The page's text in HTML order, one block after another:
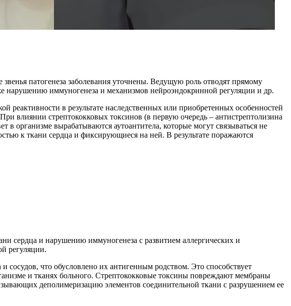
патогенеза заболевания уточнены. Ведущую роль отводят прямому
нарушению иммуногенеза и механизмов нейроэндокринной регуляции и др.
реактивности в результате наследственных или приобретенных особенностей
влиянии стрептококковых токсинов (в первую очередь – антистрептолизина
организме вырабатываются аутоантитела, которые могут связываться не
к ткани сердца и фиксирующиеся на ней. В результате поражаются
сердца и нарушению иммуногенеза с развитием аллергических и
регуляции.
что обусловлено их антигенным родством. Это способствует
и тканях больного. Стрептококковые токсины повреждают мембраны
деполимеризацию элементов соединительной ткани с разрушением ее